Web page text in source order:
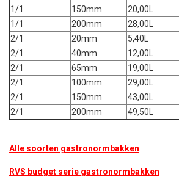
1/1
150mm
20,00L
1/1
200mm
28,00L
2/1
20mm
5,40L
2/1
40mm
12,00L
2/1
65mm
19,00L
2/1
100mm
29,00L
2/1
150mm
43,00L
2/1
200mm 49,50L
Alle soorten gastronormbakken
RVS budget serie gastronormbakken